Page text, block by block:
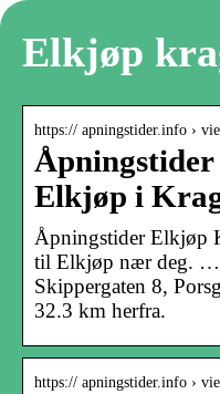
Elkjøp
https:// apningstider.info ›
Elkjøp i
Åpningstider Elkjøp
til Elkjøp nær deg. …
Skippergaten 8,
32.3 km herfra.
https:// apningstider.info ›